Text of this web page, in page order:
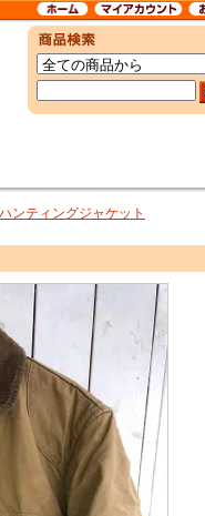
ティングジャケット